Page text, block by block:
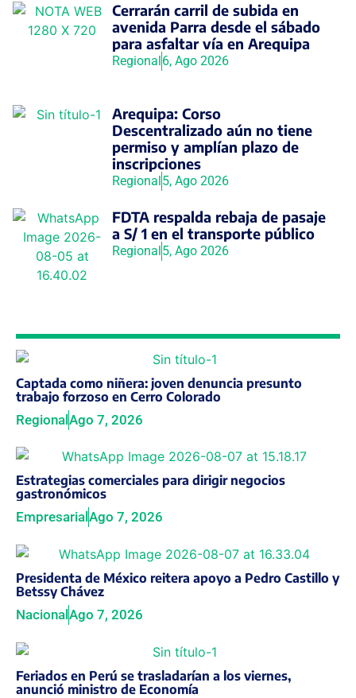
Cerrarán carril de subida en
avenida Parra desde el sábado
para asfaltar vía en Arequipa
Regional6, Ago 2026
Arequipa: Corso
Descentralizado aún no tiene
permiso y amplían plazo de
inscripciones
Regional5, Ago 2026
FDTA respalda rebaja de pasaje
a S/ 1 en el transporte público
Regional5, Ago 2026
Captada como niñera: joven denuncia presunto
trabajo forzoso en Cerro Colorado
RegionalAgo 7, 2026
Estrategias comerciales para dirigir negocios
gastronómicos
Empresarial Ago 7, 2026
Presidenta de México reitera apoyo a Pedro Castillo y
Betssy Chávez
Nacional Ago 7, 2026
Feriados en Perú se trasladarían a los viernes,
anunció ministro de Economía